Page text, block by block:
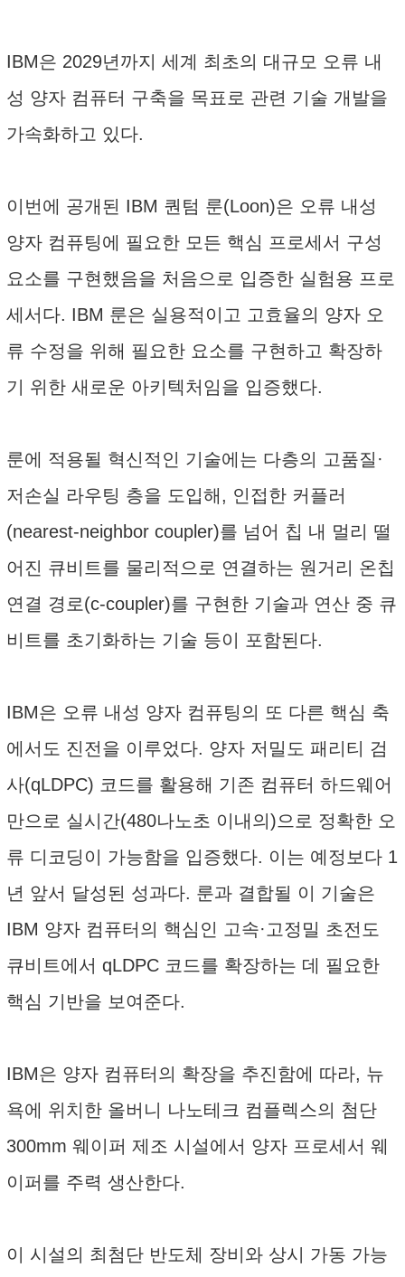
IBM은 2029년까지 세계 최초의 대규모 오류 내
성 양자 컴퓨터 구축을 목표로 관련 기술 개발을
가속화하고 있다.
이번에 공개된 IBM 퀀텀 룬(Loon)은 오류 내성
양자 컴퓨팅에 필요한 모든 핵심 프로세서 구성
요소를 구현했음을 처음으로 입증한 실험용 프로
세서다. IBM 룬은 실용적이고 고효율의 양자 오
류 수정을 위해 필요한 요소를 구현하고 확장하
기 위한 새로운 아키텍처임을 입증했다.
룬에 적용될 혁신적인 기술에는 다층의 고품질·
저손실 라우팅 층을 도입해, 인접한 커플러
(nearest-neighbor coupler)를 넘어 칩 내 멀리 떨
어진 큐비트를 물리적으로 연결하는 원거리 온칩
연결 경로(c-coupler)를 구현한 기술과 연산 중 큐
비트를 초기화하는 기술 등이 포함된다.
IBM은 오류 내성 양자 컴퓨팅의 또 다른 핵심 축
에서도 진전을 이루었다. 양자 저밀도 패리티 검
사(qLDPC) 코드를 활용해 기존 컴퓨터 하드웨어
만으로 실시간(480나노초 이내의)으로 정확한 오
류 디코딩이 가능함을 입증했다. 이는 예정보다 1
년 앞서 달성된 성과다. 룬과 결합될 이 기술은
IBM 양자 컴퓨터의 핵심인 고속·고정밀 초전도
큐비트에서 qLDPC 코드를 확장하는 데 필요한
핵심 기반을 보여준다.
IBM은 양자 컴퓨터의 확장을 추진함에 따라, 뉴
욕에 위치한 올버니 나노테크 컴플렉스의 첨단
300mm 웨이퍼 제조 시설에서 양자 프로세서 웨
이퍼를 주력 생산한다.
이 시설의 최첨단 반도체 장비와 상시 가동 가능